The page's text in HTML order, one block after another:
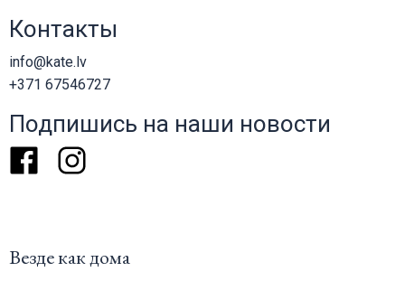
Контакты
info@kate.lv
+371 67546727
Подпишись на наши новости
FacebookInstagram
Везде как дома